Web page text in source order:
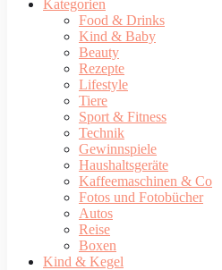
Kategorien
Food & Drinks
Kind & Baby
Beauty
Rezepte
Lifestyle
Tiere
Sport & Fitness
Technik
Gewinnspiele
Haushaltsgeräte
Kaffeemaschinen & Co
Fotos und Fotobücher
Autos
Reise
Boxen
Kind & Kegel